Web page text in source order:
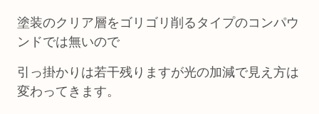
塗装のクリア層をゴリゴリ削るタイプのコンパウ
ンドでは無いので
引っ掛かりは若干残りますが光の加減で見え方は
変わってきます。